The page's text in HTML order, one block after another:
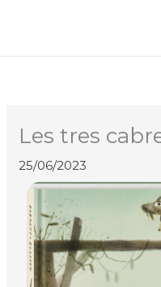
Les tres
25/06/2023